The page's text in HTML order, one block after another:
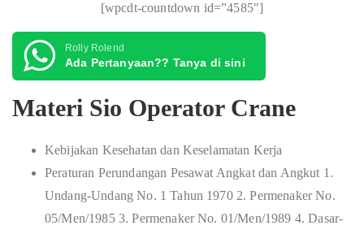
[wpcdt-countdown id=”4585″]
Rolly Rolend
Ada Pertanyaan?? Tanya di sini
Materi Sio Operator Crane
Kebijakan Kesehatan dan Keselamatan Kerja
Peraturan Perundangan Pesawat Angkat dan Angkut 1.
Undang-Undang No. 1 Tahun 1970 2. Permenaker No.
05/Men/1985 3. Permenaker No. 01/Men/1989 4. Dasar-